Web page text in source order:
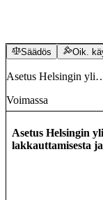
Säädös Oik.
Asetus Helsingin
Voimassa
Asetus Helsingin
lakkauttamisesta